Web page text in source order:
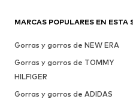
MARCAS POPULARES EN ESTA
Gorras y gorros de NEW ERA
Gorras y gorros de TOMMY
HILFIGER
Gorras y gorros de ADIDAS